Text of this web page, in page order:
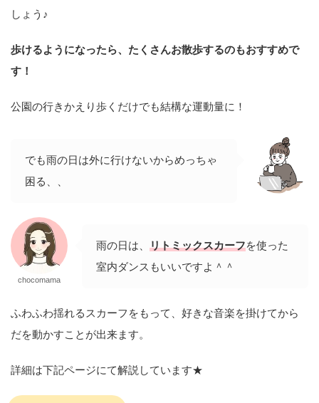
しょう♪
歩けるようになったら、たくさんお散歩するのもおすすめで
す！
公園の行きかえり歩くだけでも結構な運動量に！
でも雨の日は外に行けないからめっちゃ
困る、、
chocomama
雨の日は、 リトミックスカーフを使った
室内ダンスもいいですよ＾＾
ふわふわ揺れるスカーフをもって、好きな音楽を掛けてから
だを動かすことが出来ます。
詳細は下記ページにて解説しています★